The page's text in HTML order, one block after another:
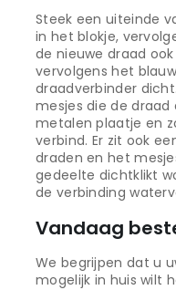
Steek een uiteinde
in het blokje,
de nieuwe draad
vervolgens het
draadverbinder
mesjes die de
metalen plaatje en
verbind. Er zit ook
draden en het
gedeelte dichtklikt
de verbinding
Vandaag
We begrijpen dat u
mogelijk in huis wilt